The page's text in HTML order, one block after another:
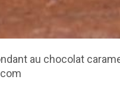
au chocolat